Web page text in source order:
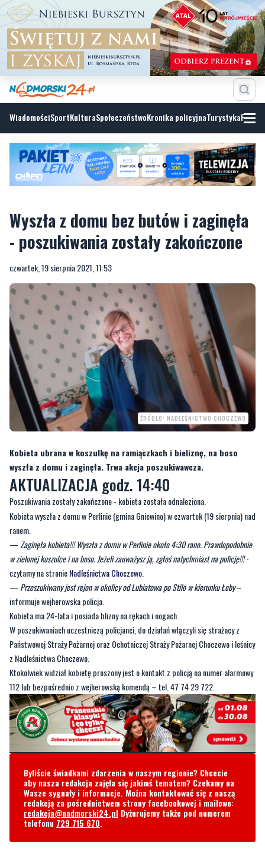
WiadomościSportKulturaSpołeczeństwoKronika policyjnaTurystyka
Wyszła z domu bez butów i zaginęła
- poszukiwania zostały zakończone
czwartek, 19 sierpnia 2021, 11:53
ŹRÓDŁO: NADLEŚNICTWO CHOCZEWO
Kobieta ubrana w koszulkę na ramiączkach i bieliznę, na boso
wyszła z domu i zaginęła. Trwa akcja poszukiwawcza.
AKTUALIZACJA godz. 14:40
Poszukiwania zostały zakończone - kobieta została odnaleziona.
Kobieta wyszła z domu w Perlinie (gmina Gniewino) w czwartek (19 sierpnia) nad
ranem.
—Zaginęła kobieta!!! Wyszła z domu w Perlinie około 4:30 rano. Prawdopodobnie
w zielonej koszulce i na boso. Jeżeli zauważysz ją, zgłoś natychmiast na policję!!!-
czytamy na stronieNadleśnictwa Choczewo.
— Przeszukiwany jest rejon w okolicy od Lubiatowa po Stilo w kierunku Łeby–
informuje wejherowska policja.
Kobieta ma 24-lata i posiada blizny na rękach i nogach.
W poszukiwaniach uczestniczą policjanci, do działań włączyli się strażacy z
Państwowej Straży Pożarnej oraz Ochotniczej Straży Pożarnej Choczewo i leśnicy
z Nadleśnictwa Choczewo.
Ktokolwiek widział kobietę proszony jest o kontakt z policją na numer alarmowy
112 lub bezpośrednio z wejherowską komendą – tel. 47 74 29 722.
Byliście świadkami zdarzenia w naszym regionie? Chcecie
aby nasza redakcja zajęła się jakimś tematem? Czekamy na
Wasze sygnały i informacje. Można kontaktować się z naszą
redakcją za pośrednictwem strony facebookowej i mailowo:
redakcja@nadmorski24.pl Dyżurujemy także pod numerem
telefonu 729 715 670.